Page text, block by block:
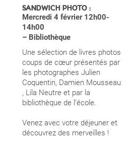
SANDWICH PHOTO :
Mercredi 4 février 12h00-
14h00
– Bibliothèque
Une sélection de livres photos
coups de cœur présentés par
les photographes Julien
Coquentin, Damien Mousseau
, Lila Neutre et par la
bibliothèque de l’école.
Venez avec votre déjeuner et
découvrez des merveilles !